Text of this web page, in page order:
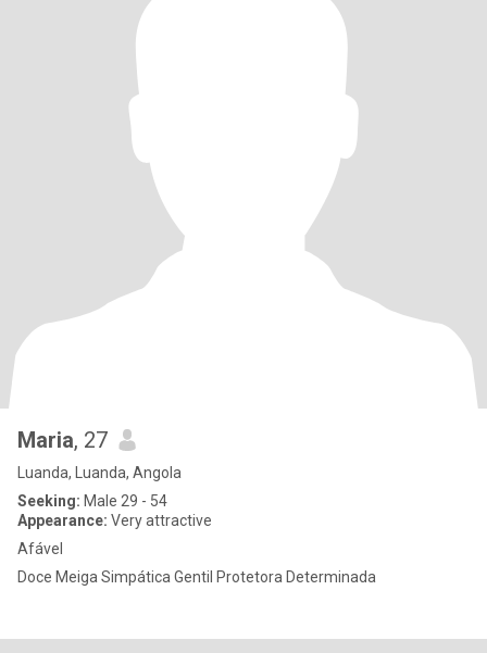
Maria, 27
Luanda, Luanda, Angola
Seeking: Male 29 - 54
Appearance: Very attractive
Afável
Doce Meiga Simpática Gentil Protetora Determinada